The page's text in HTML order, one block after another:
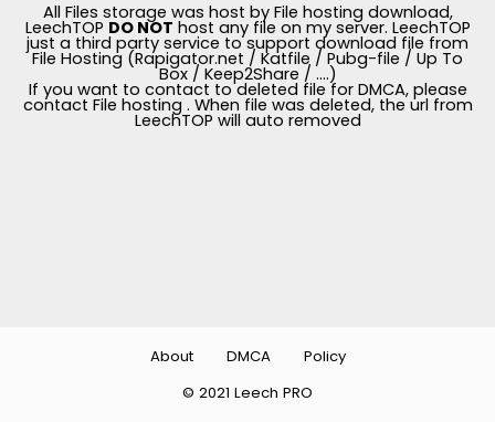
All Files storage was host by File hosting download,
LeechTOP DO NOT host any file on my server. LeechTOP
just a third party service to support download file from
File Hosting (Rapigator.net / Katfile / Pubg-file / Up To
Box / Keep2Share / ....)
If you want to contact to deleted file for DMCA, please
contact File hosting . When file was deleted, the url from
LeechTOP will auto removed
© 2021 Leech PRO
About DMCA Policy